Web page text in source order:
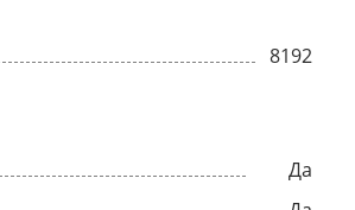
8192
Да